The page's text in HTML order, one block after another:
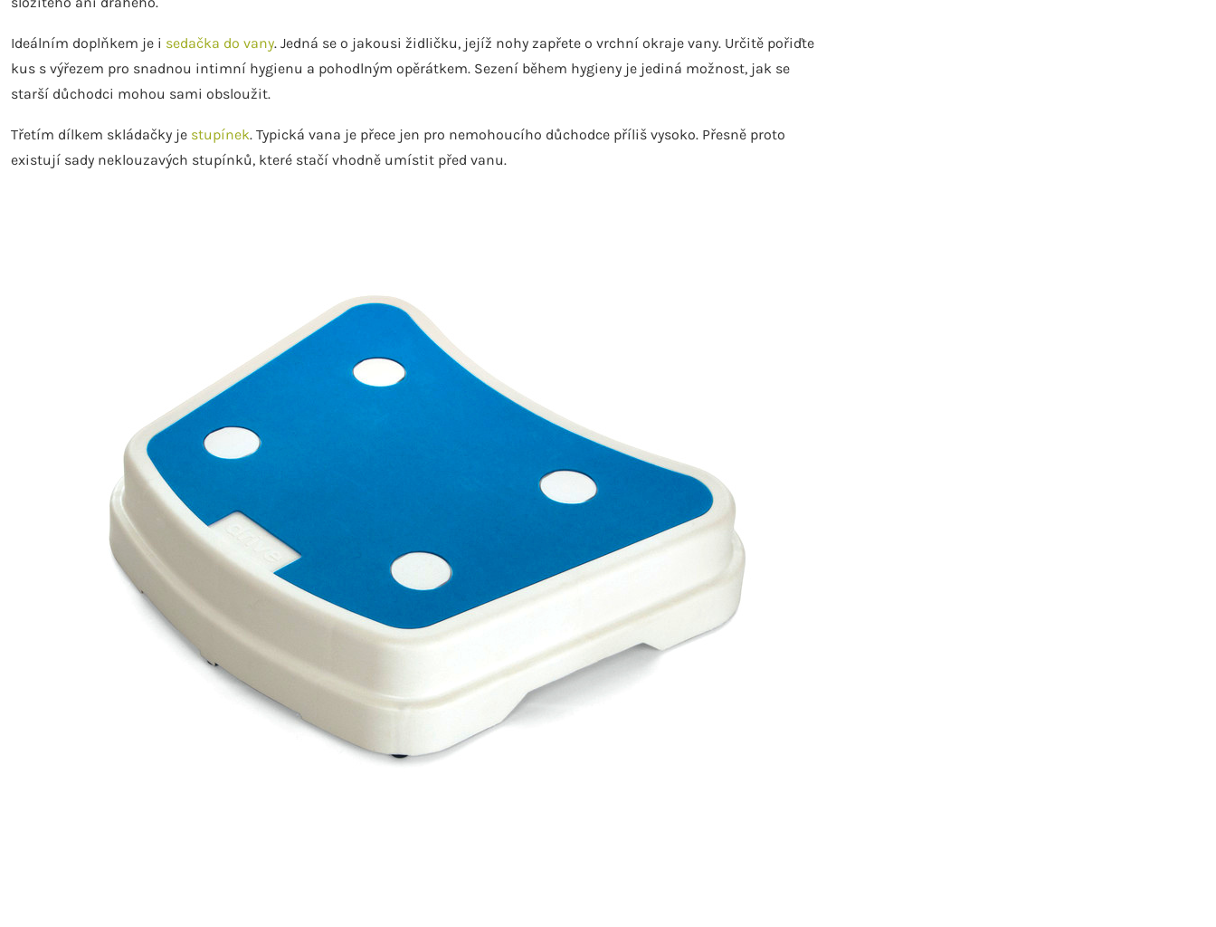
Ideálním doplňkem je i sedačka do vany. Jedná se o jakousi židličku, jejíž nohy zapřete o vrchní okraje vany. Určitě pořiďte
kus s výřezem pro snadnou intimní hygienu a pohodlným opěrátkem. Sezení během hygieny je jediná možnost, jak se
starší důchodci mohou sami obsloužit.
Třetím dílkem skládačky je stupínek. Typická vana je přece jen pro nemohoucího důchodce příliš vysoko. Přesně proto
existují sady neklouzavých stupínků, které stačí vhodně umístit před vanu.